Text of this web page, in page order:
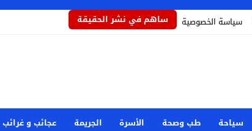
سياسة الخصوصية ساهم في نشر الحقيقة
سياحة طب وصحة الأسرة الجريمة عجائب و غرائب